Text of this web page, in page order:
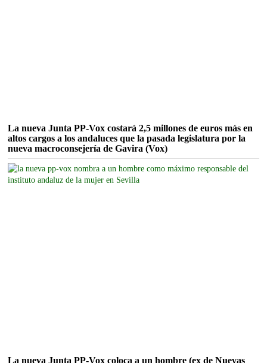
La nueva Junta PP-Vox costará 2,5 millones de euros más en
altos cargos a los andaluces que la pasada legislatura por la
nueva macroconsejería de Gavira (Vox)
La nueva Junta PP-Vox coloca a un hombre (ex de Nuevas